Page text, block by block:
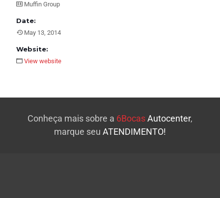
Muffin Group
Date:
May 13, 2014
Website:
View website
Conheça mais sobre a 6BocasAutocenter,
marque seu ATENDIMENTO!